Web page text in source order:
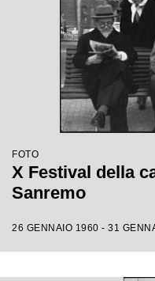
FOTO
X Festival della
Sanremo
26 GENNAIO 1960 - 31